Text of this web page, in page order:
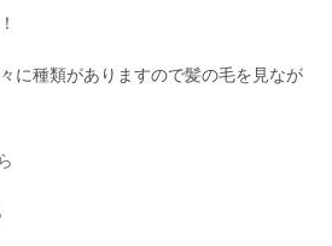
に種類がありますので髪の毛を見なが